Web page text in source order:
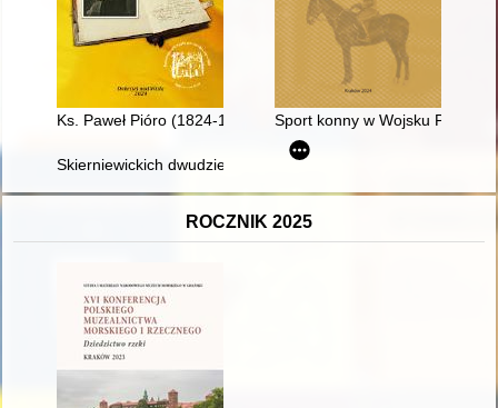
Ks. Paweł Pióro (1824-1909) : historia dobrzyńskiego
Sport konny w Wojsku Polskim
Skierniewickich dwudziestu pięciu : rozbicie dowództwa
ROCZNIK 2025